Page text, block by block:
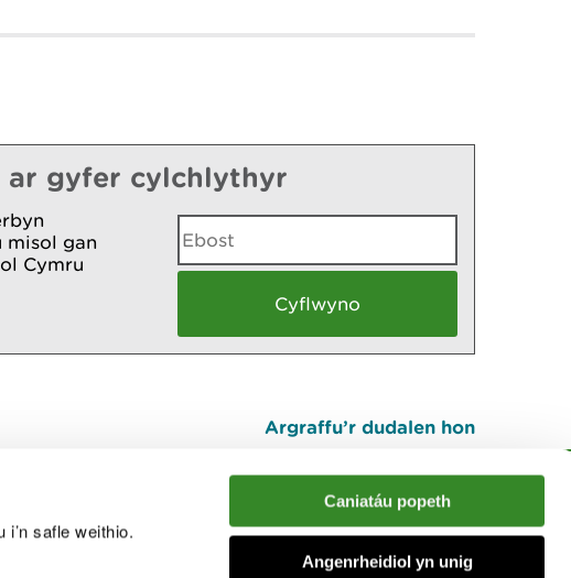
safle weithio.
Caniatáu popeth
Angenrheidiol yn unig
ar gyfer cylchlythyr
misol gan
Cymru
Argraffu’r dudalen hon
I fyny